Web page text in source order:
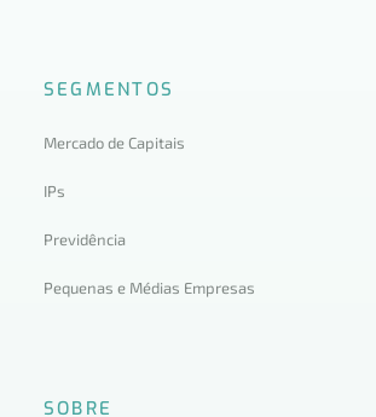
SEGMENTOS
Mercado de Capitais
IPs
Previdência
Pequenas e Médias Empresas
SOBRE